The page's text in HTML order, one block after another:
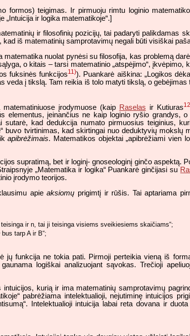
formos) teigimas. Ir pirmuoju rimtu loginio
„Intuicija ir logika matematikoje“.]
ir filosofinių pozicijų, tai padaryti palikdamas
iš matematinių samprotavimų negali būti visiškai
nuolat pynėsi su filosofija, kas problemą
o kitais – tarsi matematinio „atspėjimo“,
fuksinės funkcijos11)). Puankarė aiškina: „Logikos
į tikslą. Tam reikia iš tolo matyti tikslą, o
įrodymuose (kaip Raselas ir Kutiuras
elementus, įeinančius ne kaip loginio ryšio grandys,
sutarė, kad dedukcija numato pirmuosius teiginius,
buvo tvirtinimas, kad skirtingai nuo deduktyvių mokslų
apibrėžimais. Matematikos objektai „apibrėžiami vien
supratimą, bet ir loginį- gnoseologinį ginčo aspektą.
„Matematika ir logika“ Puankarė ginčijasi su
įrodymo teorijos.
apieaksiomų prigimtį ir rūšis. Tai aptariama
ir n, tai ji teisinga visiems sveikiesiems skaičiams“;
tarp A ir B“;
jų funkcija ne tokia pati. Pirmoji perteikia vieną iš
logiškai analizuojant sąvokas. Trečioji
kurią ir ima matematinių samprotavimų
pabrėžiama intelektualioji, nejutiminę intuicijos
Intelektualioji intuicija labai reta dovana ir